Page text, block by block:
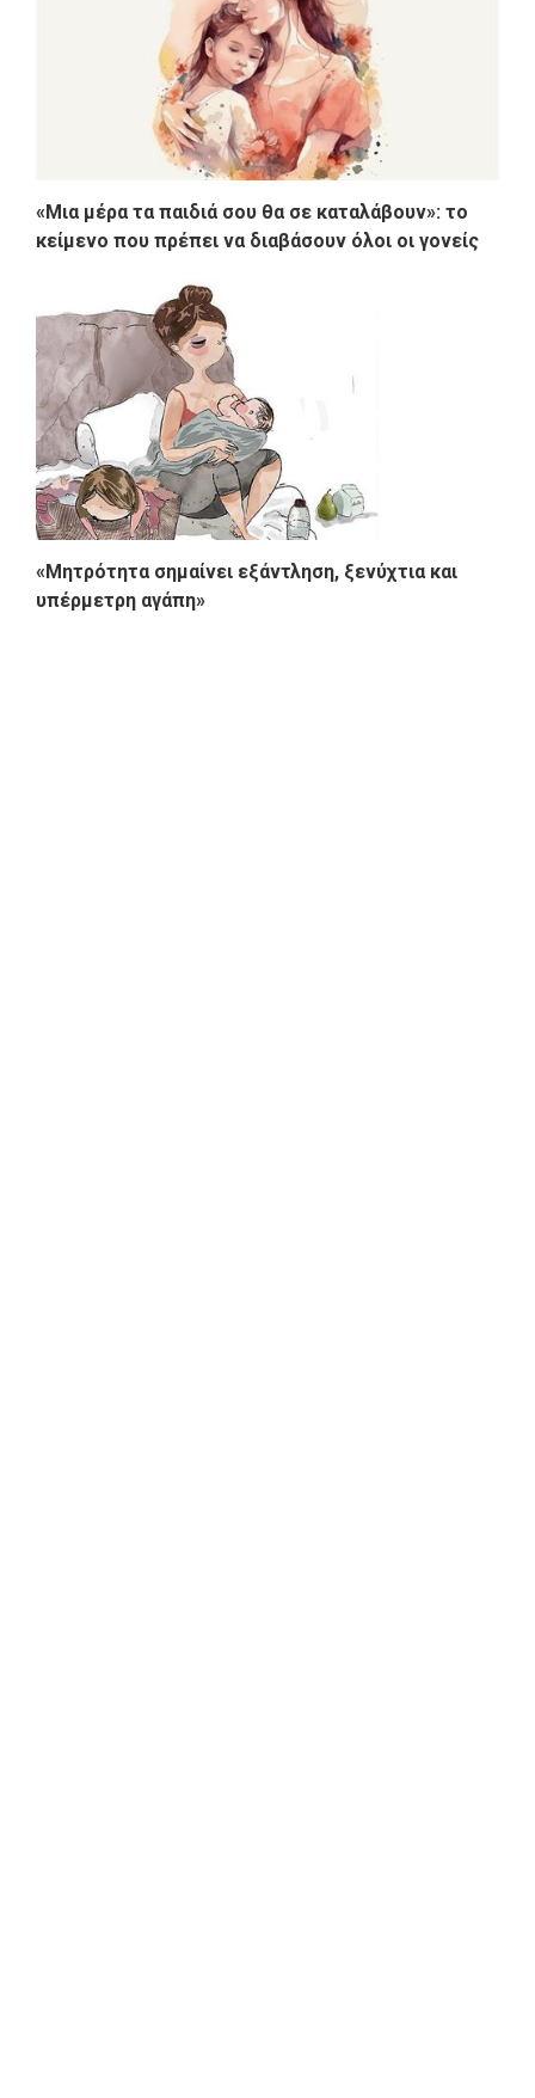
«Μια μέρα τα παιδιά σου θα σε καταλάβουν»: το
κείμενο που πρέπει να διαβάσουν όλοι οι γονείς
«Μητρότητα σημαίνει εξάντληση, ξενύχτια και
υπέρμετρη αγάπη»